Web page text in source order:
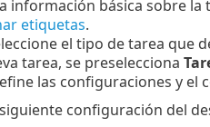
información básica sobre la
etiquetas.
el tipo de tarea que
tarea, se preselecciona
las configuraciones y el
configuración del